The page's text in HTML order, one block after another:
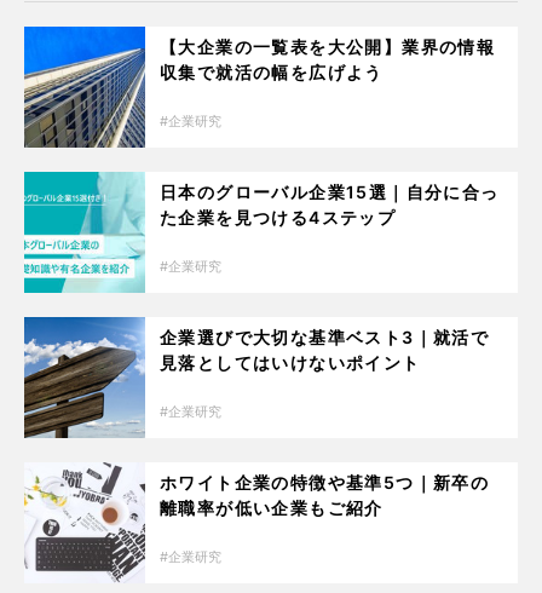
【大企業の一覧表を大公開】業界の情報
収集で就活の幅を広げよう
企業研究
日本のグローバル企業15選｜自分に合っ
た企業を見つける4ステップ
企業研究
企業選びで大切な基準ベスト3｜就活で
見落としてはいけないポイント
企業研究
ホワイト企業の特徴や基準5つ｜新卒の
離職率が低い企業もご紹介
企業研究